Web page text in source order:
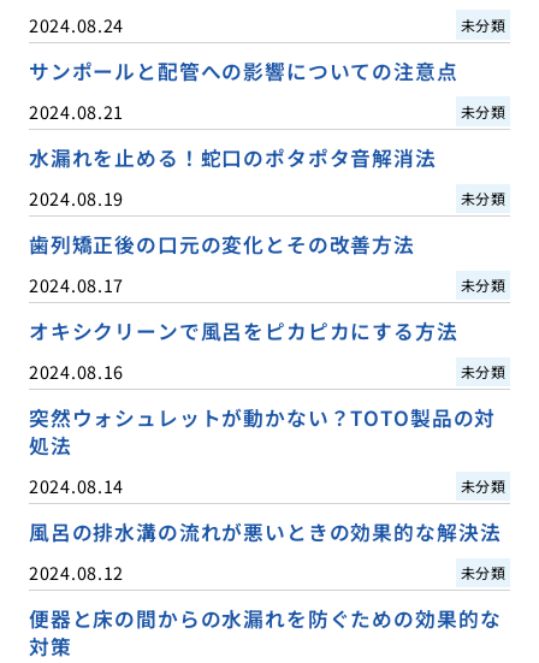
2024.08.24 未分類
サンポールと配管への影響についての注意点
2024.08.21 未分類
水漏れを止める！蛇口のポタポタ音解消法
2024.08.19 未分類
歯列矯正後の口元の変化とその改善方法
2024.08.17 未分類
オキシクリーンで風呂をピカピカにする方法
2024.08.16 未分類
突然ウォシュレットが動かない？TOTO製品の対
処法
2024.08.14 未分類
風呂の排水溝の流れが悪いときの効果的な解決法
2024.08.12 未分類
便器と床の間からの水漏れを防ぐための効果的な
対策